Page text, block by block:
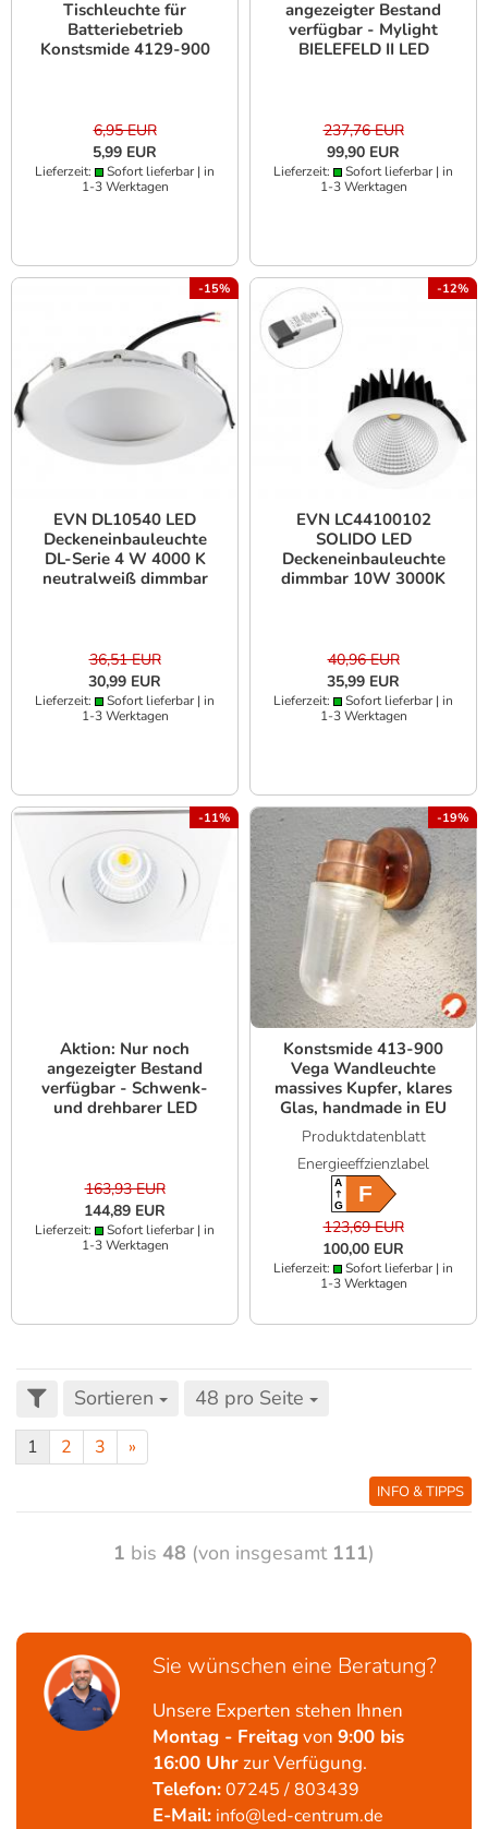
Tischleuchte für
Batteriebetrieb
Konstsmide 4129-900
6,95 EUR
5,99 EUR
Lieferzeit:
Sofort lieferbar | in
1-3 Werktagen
angezeigter Bestand
verfügbar - Mylight
BIELEFELD II LED
237,76 EUR
99,90 EUR
Lieferzeit:
Sofort lieferbar | in
1-3 Werktagen
-15%
EVN DL10540 LED
Deckeneinbauleuchte
DL-Serie 4 W 4000 K
neutralweiß dimmbar
36,51 EUR
30,99 EUR
Lieferzeit:
Sofort lieferbar | in
1-3 Werktagen
-12%
EVN LC44100102
SOLIDO LED
Deckeneinbauleuchte
dimmbar 10W 3000K
40,96 EUR
35,99 EUR
Lieferzeit:
Sofort lieferbar | in
1-3 Werktagen
-11%
Aktion: Nur noch
angezeigter Bestand
verfügbar - Schwenk-
und drehbarer LED
MOBILUX
163,93 EUR
144,89 EUR
Lieferzeit:
Sofort lieferbar | in
1-3 Werktagen
-19%
Konstsmide 413-900
Vega Wandleuchte
massives Kupfer, klares
Glas, handmade in EU
Produktdatenblatt
Energieeffzienzlabel
A
GF
123,69 EUR
100,00 EUR
Lieferzeit:
Sofort lieferbar | in
1-3 Werktagen
Sortieren 48 pro Seite
1 2 3 »
INFO & TIPPS
1 bis 48 (von insgesamt 111)
Sie wünschen eine Beratung?
Unsere Experten stehen Ihnen
Montag - Freitagvon 9:00 bis
16:00 Uhrzur Verfügung.
Telefon: 07245 / 803439
E-Mail: info@led-centrum.de